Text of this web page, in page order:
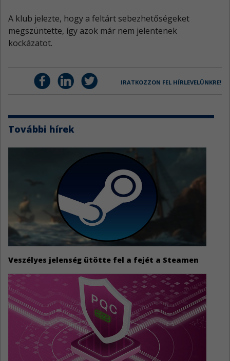
A klub jelezte, hogy a feltárt sebezhetőségeket
megszüntette, így azok már nem jelentenek
kockázatot.
IRATKOZZON FEL HÍRLEVELÜNKRE!
További hírek
Veszélyes jelenség ütötte fel a fejét a Steamen